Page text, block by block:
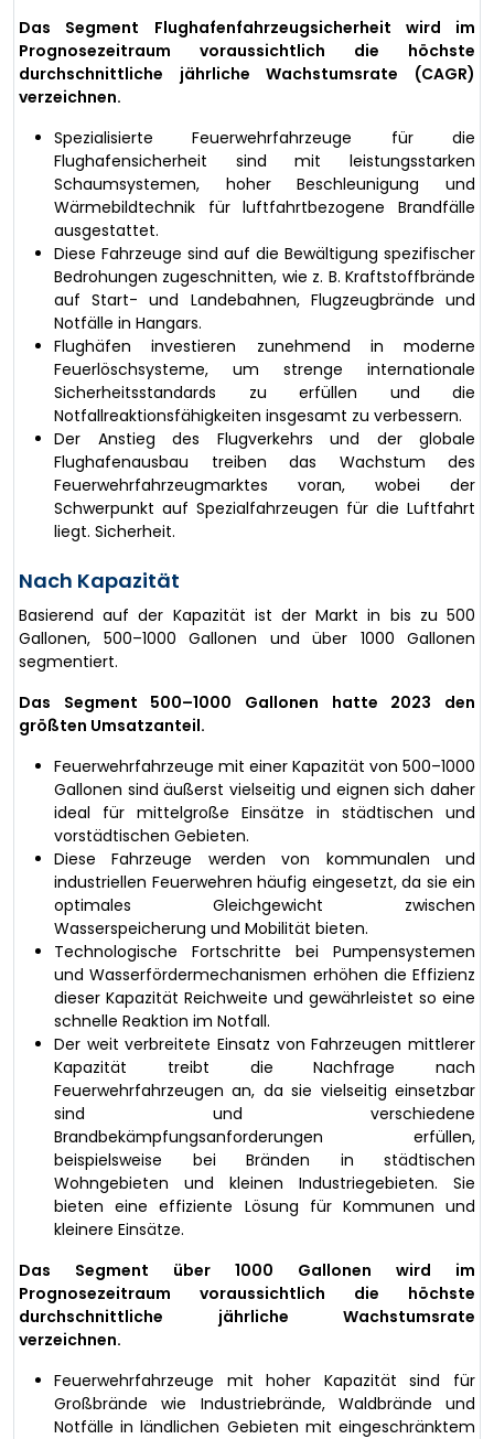
Das Segment Flughafenfahrzeugsicherheit wird im
Prognosezeitraum voraussichtlich die höchste
durchschnittliche jährliche Wachstumsrate (CAGR)
verzeichnen.
Spezialisierte Feuerwehrfahrzeuge für die
Flughafensicherheit sind mit leistungsstarken
Schaumsystemen, hoher Beschleunigung und
Wärmebildtechnik für luftfahrtbezogene Brandfälle
ausgestattet.
Diese Fahrzeuge sind auf die Bewältigung spezifischer
Bedrohungen zugeschnitten, wie z. B. Kraftstoffbrände
auf Start- und Landebahnen, Flugzeugbrände und
Notfälle in Hangars.
Flughäfen investieren zunehmend in moderne
Feuerlöschsysteme, um strenge internationale
Sicherheitsstandards zu erfüllen und die
Notfallreaktionsfähigkeiten insgesamt zu verbessern.
Der Anstieg des Flugverkehrs und der globale
Flughafenausbau treiben das Wachstum des
Feuerwehrfahrzeugmarktes voran, wobei der
Schwerpunkt auf Spezialfahrzeugen für die Luftfahrt
liegt. Sicherheit.
Nach Kapazität
Basierend auf der Kapazität ist der Markt in bis zu 500
Gallonen, 500–1000 Gallonen und über 1000 Gallonen
segmentiert.
Das Segment 500–1000 Gallonen hatte 2023 den
größten Umsatzanteil.
Feuerwehrfahrzeuge mit einer Kapazität von 500–1000
Gallonen sind äußerst vielseitig und eignen sich daher
ideal für mittelgroße Einsätze in städtischen und
vorstädtischen Gebieten.
Diese Fahrzeuge werden von kommunalen und
industriellen Feuerwehren häufig eingesetzt, da sie ein
optimales Gleichgewicht zwischen
Wasserspeicherung und Mobilität bieten.
Technologische Fortschritte bei Pumpensystemen
und Wasserfördermechanismen erhöhen die Effizienz
dieser Kapazität Reichweite und gewährleistet so eine
schnelle Reaktion im Notfall.
Der weit verbreitete Einsatz von Fahrzeugen mittlerer
Kapazität treibt die Nachfrage nach
Feuerwehrfahrzeugen an, da sie vielseitig einsetzbar
sind und verschiedene
Brandbekämpfungsanforderungen erfüllen,
beispielsweise bei Bränden in städtischen
Wohngebieten und kleinen Industriegebieten. Sie
bieten eine effiziente Lösung für Kommunen und
kleinere Einsätze.
Das Segment über 1000 Gallonen wird im
Prognosezeitraum voraussichtlich die höchste
durchschnittliche jährliche Wachstumsrate
verzeichnen.
Feuerwehrfahrzeuge mit hoher Kapazität sind für
Großbrände wie Industriebrände, Waldbrände und
Notfälle in ländlichen Gebieten mit eingeschränktem